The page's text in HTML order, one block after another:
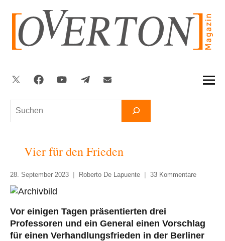
springen
Suchen
Twitter FacebookYouTubeTelegram
Vier für den Frieden
28. September 2023 Roberto De Lapuente 33 Kommentare
Vor einigen Tagen präsentierten drei
Professoren und ein General einen Vorschlag
für einen Verhandlungsfrieden in der Berliner